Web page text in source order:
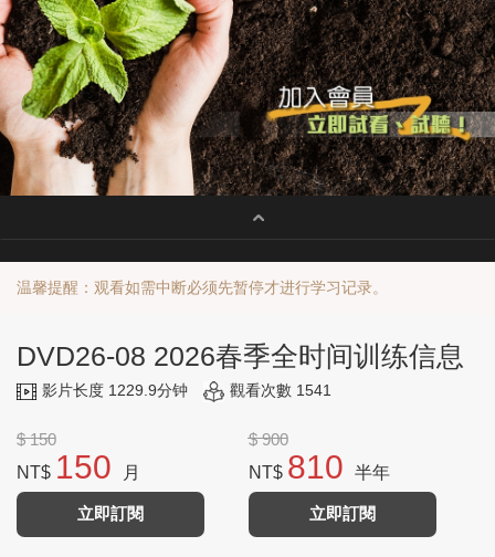
温馨提醒：观看如需中断必须先暂停才进行学习记录。
DVD26-08 2026春季全时间训练信息
影片长度 1229.9分钟 觀看次數 1541
$ 150
NT$ 150 月
立即訂閱
$ 900
NT$ 810 半年
立即訂閱